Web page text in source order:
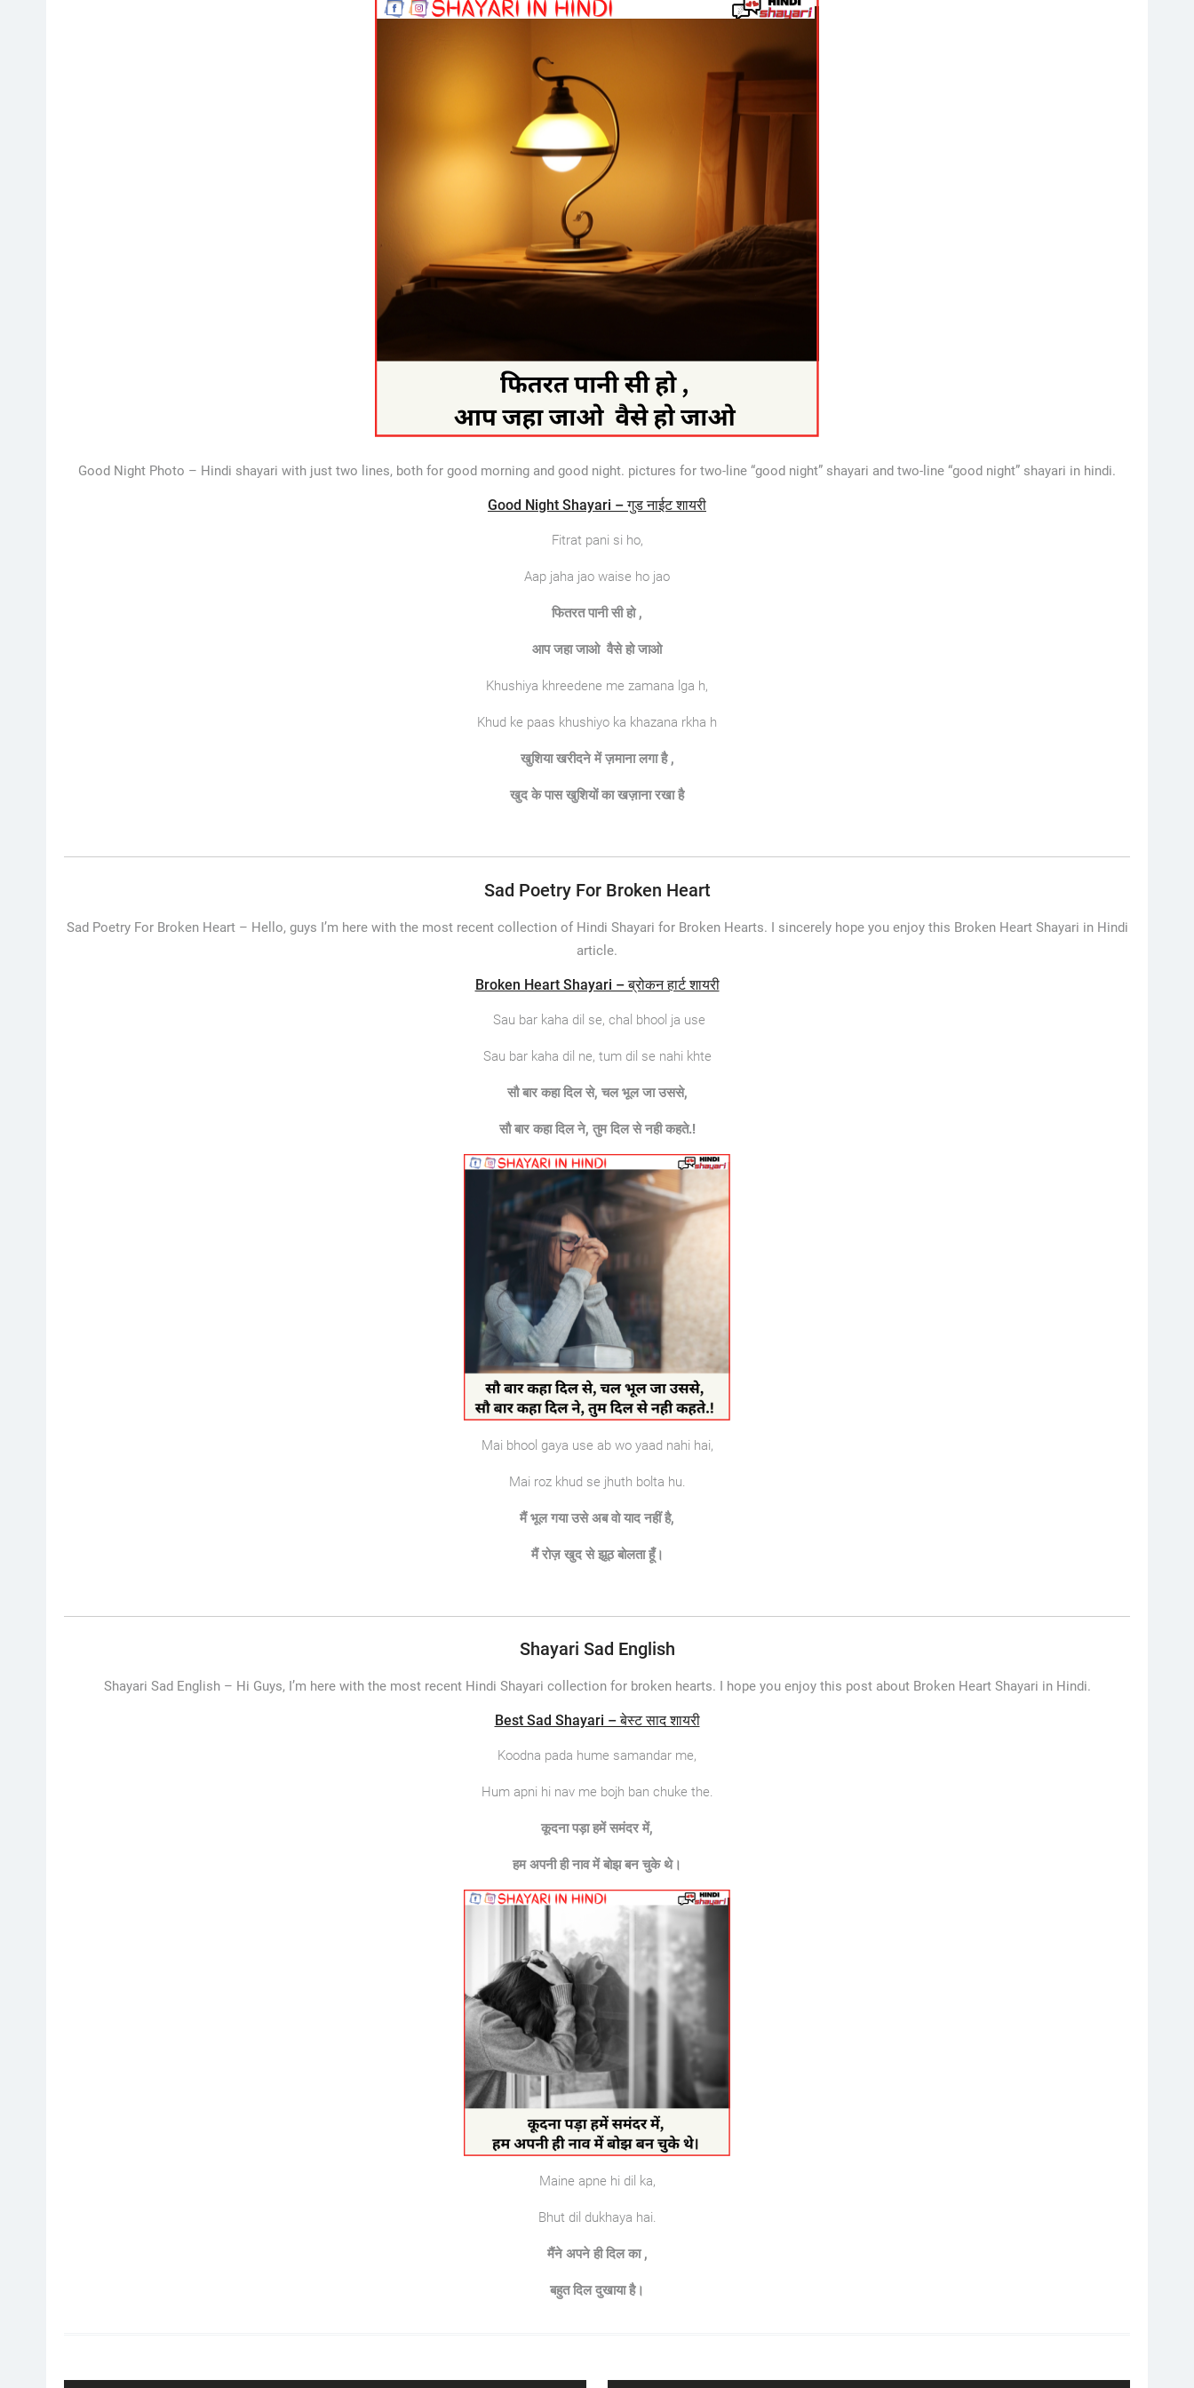
Good Night Photo – Hindi shayari with just two lines, both for good morning and good night. pictures for two-line “good night” shayari and two-line “good night” shayari in hindi.
Good Night Shayari – गुड नाईट शायरी
Fitrat pani si ho,
Aap jaha jao waise ho jao
फितरत पानी सी हो ,
आप जहा जाओ वैसे हो जाओ
Khushiya khreedene me zamana lga h,
Khud ke paas khushiyo ka khazana rkha h
खुशिया खरीदने में ज़माना लगा है ,
खुद के पास खुशियों का खज़ाना रखा है
Sad Poetry For Broken Heart
Sad Poetry For Broken Heart – Hello, guys I’m here with the most recent collection of Hindi Shayari for Broken Hearts. I sincerely hope you enjoy this Broken Heart Shayari in Hindi
article.
Broken Heart Shayari – ब्रोकन हार्ट शायरी
Sau bar kaha dil se, chal bhool ja use
Sau bar kaha dil ne, tum dil se nahi khte
सौ बार कहा दिल से, चल भूल जा उससे,
सौ बार कहा दिल ने, तुम दिल से नही कहते.!
Mai bhool gaya use ab wo yaad nahi hai,
Mai roz khud se jhuth bolta hu.
मैं भूल गया उसे अब वो याद नहीं है,
मैं रोज़ खुद से झूठ बोलता हूँ।
Shayari Sad English
Shayari Sad English – Hi Guys, I’m here with the most recent Hindi Shayari collection for broken hearts. I hope you enjoy this post about Broken Heart Shayari in Hindi.
Best Sad Shayari – बेस्ट साद शायरी
Koodna pada hume samandar me,
Hum apni hi nav me bojh ban chuke the.
कूदना पड़ा हमें समंदर में,
हम अपनी ही नाव में बोझ बन चुके थे।
Maine apne hi dil ka,
Bhut dil dukhaya hai.
मैंने अपने ही दिल का,
बहुत दिल दुखाया है।